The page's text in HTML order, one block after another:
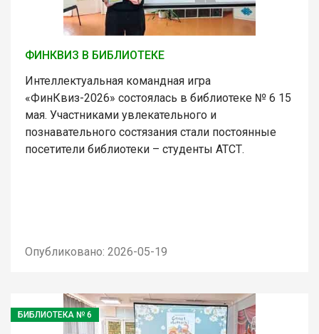
ФИНКВИЗ В БИБЛИОТЕКЕ
Интеллектуальная командная игра
«ФинКвиз-2026» состоялась в библиотеке № 6 15
мая. Участниками увлекательного и
познавательного состязания стали постоянные
посетители библиотеки – студенты АТСТ.
Опубликовано: 2026-05-19
БИБЛИОТЕКА № 6